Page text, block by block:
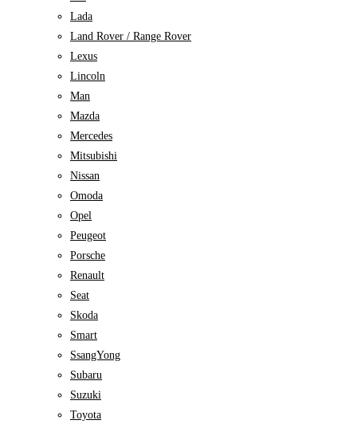
Lada
Land Rover / Range Rover
Lexus
Lincoln
Man
Mazda
Mercedes
Mitsubishi
Nissan
Omoda
Opel
Peugeot
Porsche
Renault
Seat
Skoda
Smart
SsangYong
Subaru
Suzuki
Toyota